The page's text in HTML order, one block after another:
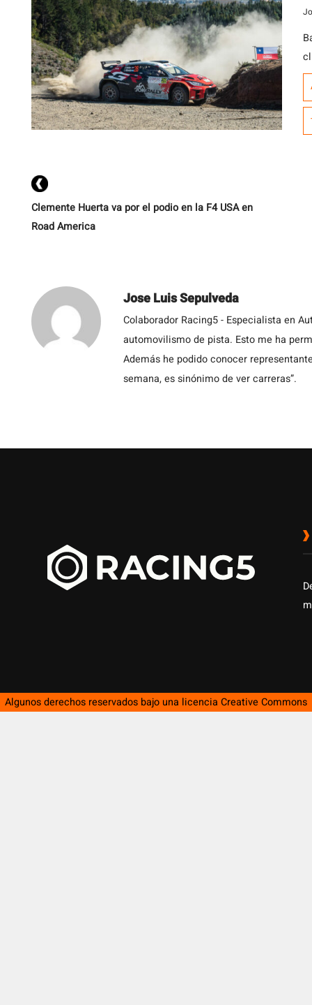
Clemente Huerta va por el podio en la F4 USA en
Road America
Jose Luis Sepulveda
Colaborador Racing5 - Especialista en
automovilismo de pista. Esto me ha
Además he podido conocer
semana, es sinónimo de ver carreras”.
Algunos derechos reservados bajo una licencia Creative Commons